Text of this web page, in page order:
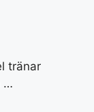
tränar
…